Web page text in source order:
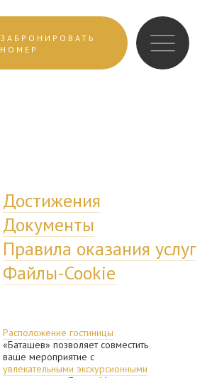
ЗАБРОНИРОВАТЬ
НОМЕР
Достижения
Документы
Правила оказания услуг
Файлы-Cookie
Расположение гостиницы
«Баташев» позволяет совместить
ваше мероприятие с
увлекательными экскурсионными